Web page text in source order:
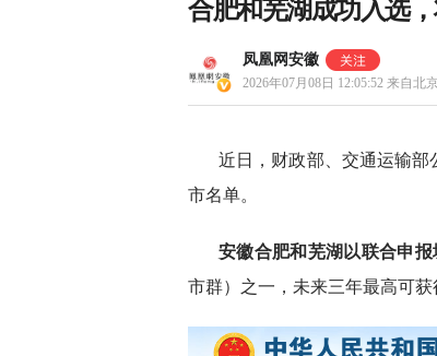
合肥和芜湖成功入选
凤凰网安徽
2026年07月08日 12:05:52 来自北
近日，财政部、交通运输部
市名单。
安徽合肥和芜湖以联合申报
市群）之一，未来三年最高可获